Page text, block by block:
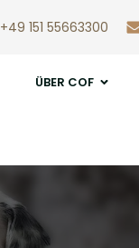
+49 151 55663300
ÜBER COF